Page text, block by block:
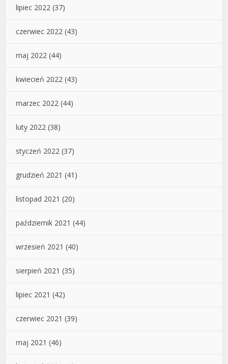
lipiec 2022 (37)
czerwiec 2022 (43)
maj 2022 (44)
kwiecień 2022 (43)
marzec 2022 (44)
luty 2022 (38)
styczeń 2022 (37)
grudzień 2021 (41)
listopad 2021 (20)
październik 2021 (44)
wrzesień 2021 (40)
sierpień 2021 (35)
lipiec 2021 (42)
czerwiec 2021 (39)
maj 2021 (46)